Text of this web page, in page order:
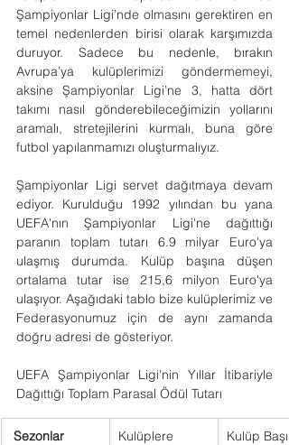
Şampiyonlar Ligi’nde olmasını gerektiren en
temel nedenlerden birisi olarak karşımızda
duruyor. Sadece bu nedenle, bırakın
Avrupa’ya kulüplerimizi göndermemeyi,
aksine Şampiyonlar Ligi’ne 3, hatta dört
takımı nasıl gönderebileceğimizin yollarını
aramalı, stretejilerini kurmalı, buna göre
futbol yapılanmamızı oluşturmalıyız.
Şampiyonlar Ligi servet dağıtmaya devam
ediyor. Kurulduğu 1992 yılından bu yana
UEFA'nın Şampiyonlar Ligi'ne dağıttığı
paranın toplam tutarı 6.9 milyar Euro'ya
ulaşmış durumda. Kulüp başına düşen
ortalama tutar ise 215,6 milyon Euro'ya
ulaşıyor. Aşağıdaki tablo bize kulüplerimiz ve
Federasyonumuz için de aynı zamanda
doğru adresi de gösteriyor.
UEFA Şampiyonlar Ligi'nin Yıllar İtibariyle
Dağıttığı Toplam Parasal Ödül Tutarı
Sezonlar
Kulüplere
Kulüp